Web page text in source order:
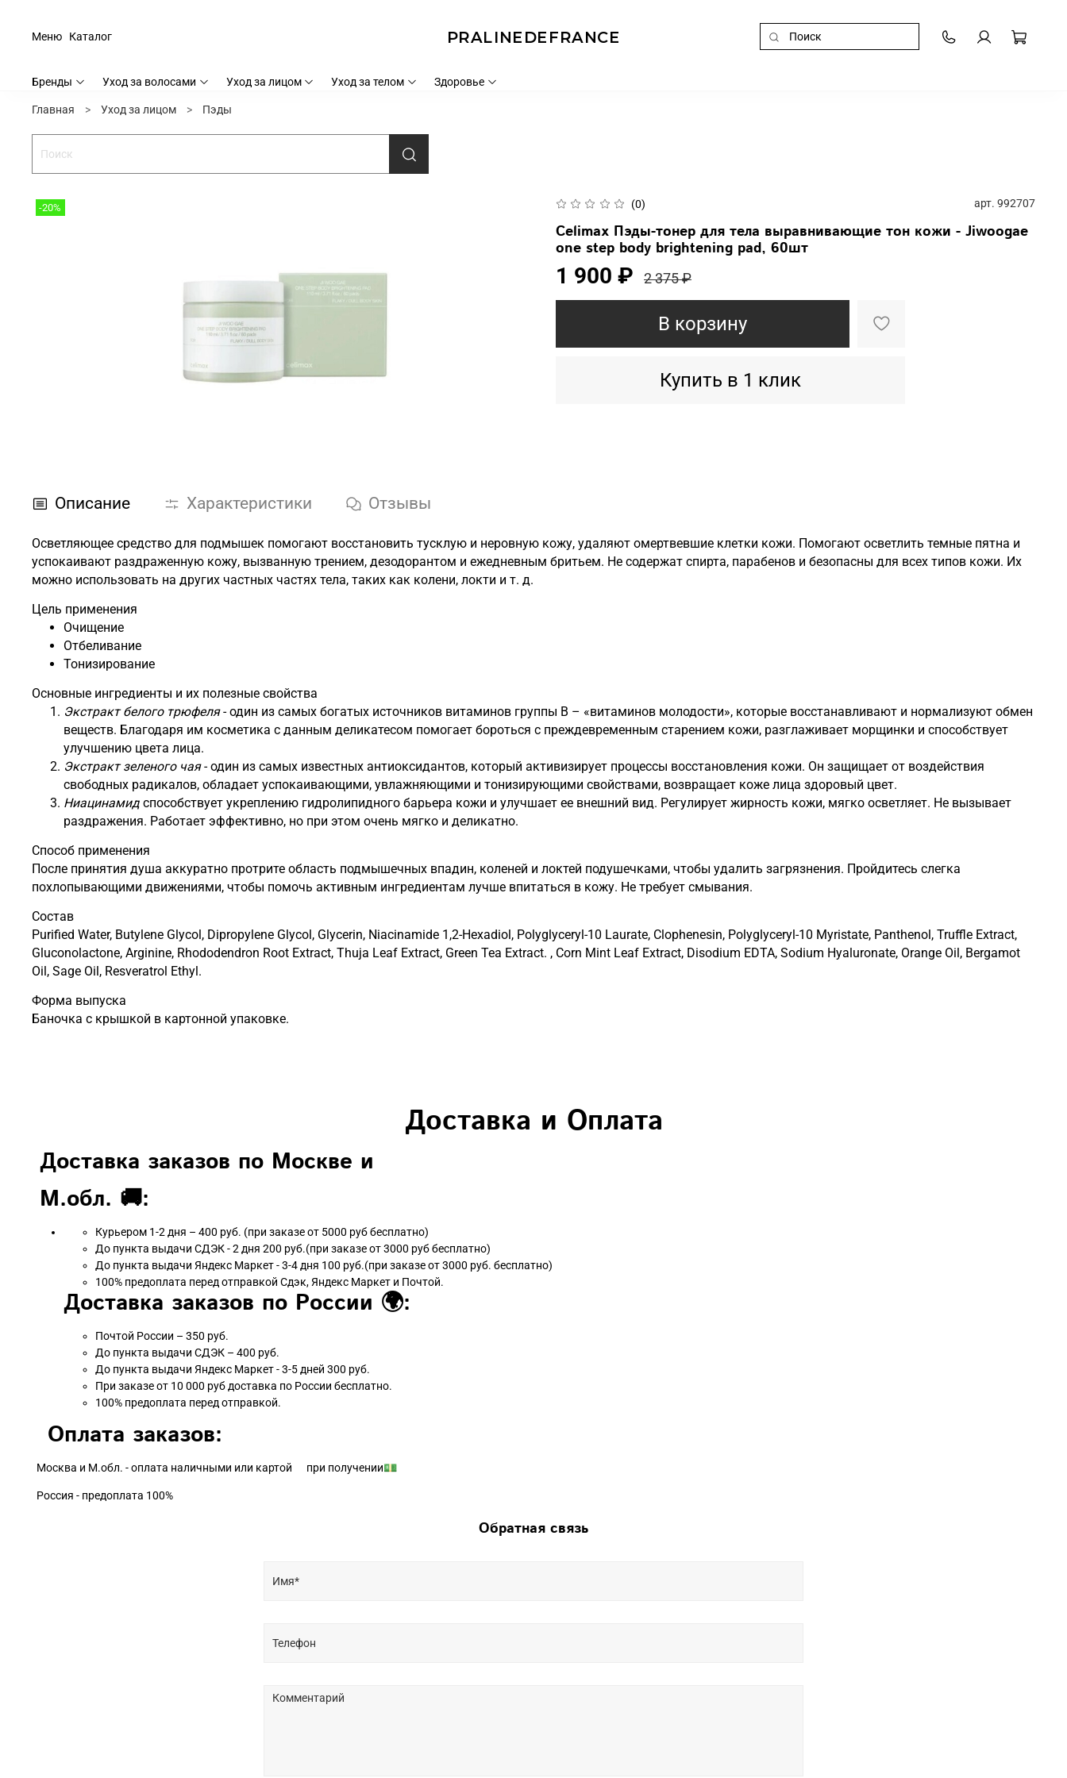
PRALINEDEFRANCE
Каталог
Меню
Бренды Уход за волосами Уход за лицом Уход за телом Здоровье
Главная Уход за лицом Пэды
-20% (0) арт. 992707
Celimax Пэды-тонер для тела выравнивающие тон кожи - Jiwoogae
one step body brightening pad, 60шт
1 900 ₽ 2 375 ₽
В корзину
Купить в 1 клик
Описание Характеристики Отзывы
Осветляющее средство для подмышек помогают восстановить тусклую и неровную кожу, удаляют омертвевшие клетки кожи. Помогают осветлить темные пятна и
успокаивают раздраженную кожу, вызванную трением, дезодорантом и ежедневным бритьем. Не содержат спирта, парабенов и безопасны для всех типов кожи. Их
можно использовать на других частных частях тела, таких как колени, локти и т. д.
Цель применения
Очищение
Отбеливание
Тонизирование
Основные ингредиенты и их полезные свойства
Экстракт белого трюфеля- один из самых богатых источников витаминов группы В – «витаминов молодости», которые восстанавливают и нормализуют обмен
веществ. Благодаря им косметика с данным деликатесом помогает бороться с преждевременным старением кожи, разглаживает морщинки и способствует
улучшению цвета лица.
Экстракт зеленого чая- один из самых известных антиоксидантов, который активизирует процессы восстановления кожи. Он защищает от воздействия
свободных радикалов, обладает успокаивающими, увлажняющими и тонизирующими свойствами, возвращает коже лица здоровый цвет.
Ниацинамид способствует укреплению гидролипидного барьера кожи и улучшает ее внешний вид. Регулирует жирность кожи, мягко осветляет. Не вызывает
раздражения. Работает эффективно, но при этом очень мягко и деликатно.
Способ применения
После принятия душа аккуратно протрите область подмышечных впадин, коленей и локтей подушечками, чтобы удалить загрязнения. Пройдитесь слегка
похлопывающими движениями, чтобы помочь активным ингредиентам лучше впитаться в кожу. Не требует смывания.
Состав
Purified Water, Butylene Glycol, Dipropylene Glycol, Glycerin, Niacinamide 1,2-Hexadiol, Polyglyceryl-10 Laurate, Clophenesin, Polyglyceryl-10 Myristate, Panthenol, Truffle Extract,
Gluconolactone, Arginine, Rhododendron Root Extract, Thuja Leaf Extract, Green Tea Extract. , Corn Mint Leaf Extract, Disodium EDTA, Sodium Hyaluronate, Orange Oil, Bergamot
Oil, Sage Oil, Resveratrol Ethyl.
Форма выпуска
Баночка с крышкой в картонной упаковке.
Доставка и Оплата
Доставка заказов по Москве и
М.обл. 🚚:
Курьером 1-2 дня – 400 руб. (при заказе от 5000 руб бесплатно)
До пункта выдачи СДЭК - 2 дня 200 руб.(при заказе от 3000 руб бесплатно)
До пункта выдачи Яндекс Маркет - 3-4 дня 100 руб.(при заказе от 3000 руб. бесплатно)
100% предоплата перед отправкой Сдэк, Яндекс Маркет и Почтой.
Доставка заказов по России 🌍:
Почтой России – 350 руб.
До пункта выдачи СДЭК – 400 руб.
До пункта выдачи Яндекс Маркет - 3-5 дней 300 руб.
При заказе от 10 000 руб доставка по России бесплатно.
100% предоплата перед отправкой.
Оплата заказов:
Москва и М.обл. - оплата наличными или картой при получении💵
Россия - предоплата 100%
Обратная связь